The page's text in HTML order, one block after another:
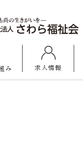
み 求人情報